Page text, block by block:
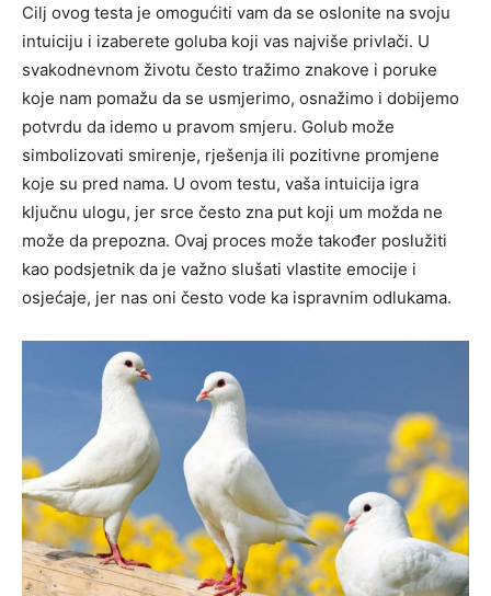
Cilj ovog testa je omogućiti vam da se oslonite na svoju
intuiciju i izaberete goluba koji vas najviše privlači. U
svakodnevnom životu često tražimo znakove i poruke
koje nam pomažu da se usmjerimo, osnažimo i dobijemo
potvrdu da idemo u pravom smjeru. Golub može
simbolizovati smirenje, rješenja ili pozitivne promjene
koje su pred nama. U ovom testu, vaša intuicija igra
ključnu ulogu, jer srce često zna put koji um možda ne
može da prepozna. Ovaj proces može također poslužiti
kao podsjetnik da je važno slušati vlastite emocije i
osjećaje, jer nas oni često vode ka ispravnim odlukama.